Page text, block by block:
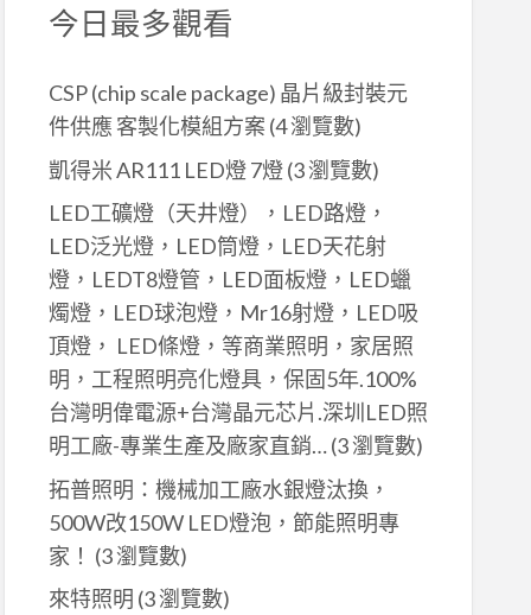
今日最多觀看
CSP (chip scale package) 晶片級封裝元
件供應 客製化模組方案 (4 瀏覽數)
凱得米 AR111 LED燈 7燈(3 瀏覽數)
LED工礦燈（天井燈），LED路燈，
LED泛光燈，LED筒燈，LED天花射
燈，LEDT8燈管，LED面板燈，LED蠟
燭燈，LED球泡燈，Mr16射燈，LED吸
頂燈， LED條燈，等商業照明，家居照
明，工程照明亮化燈具，保固5年.100%
台灣明偉電源+台灣晶元芯片.深圳LED照
明工廠-專業生產及廠家直銷…(3 瀏覽數)
拓普照明：機械加工廠水銀燈汰換，
500W改150W LED燈泡，節能照明專
家！ (3 瀏覽數)
來特照明 (3 瀏覽數)